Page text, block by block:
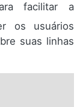
facilitar a
os usuários
suas linhas